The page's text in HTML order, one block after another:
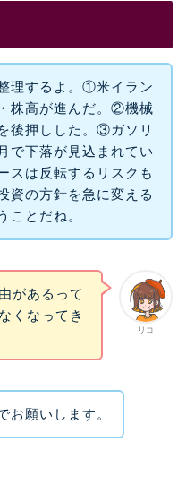
理するよ。①米イラン
株高が進んだ。②機械
後押しした。③ガソリ
で下落が見込まれてい
スは反転するリスクも
資の方針を急に変える
ことだね。
リコ
があるって
くなってき
願いします。